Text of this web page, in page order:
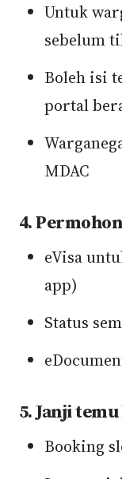
Untuk
sebelum
Boleh isi
portal
MDAC
4.
eVisa
app)
Status
5. Janji
Booking